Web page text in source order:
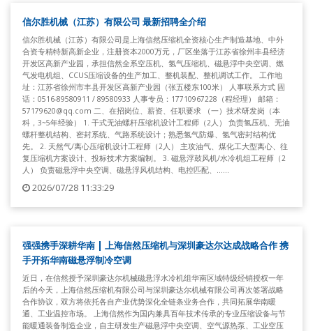
信尔胜机械（江苏）有限公司 最新招聘全介绍
信尔胜机械（江苏）有限公司是上海信然压缩机全资核心生产制造基地、中外
合资专精特新高新企业，注册资本2000万元，厂区坐落于江苏省徐州丰县经济
开发区高新产业园，承担信然全系空压机、氢气压缩机、磁悬浮中央空调、燃
气发电机组、CCUS压缩设备的生产加工、整机装配、整机调试工作。 工作地
址：江苏省徐州市丰县开发区高新产业园（张五楼东100米） 人事联系方式 固
话：0516-89580911 / 89580933 人事专员：17710967228（程经理） 邮箱：
57179620@qq.com 二、在招岗位、薪资、任职要求 （一）技术研发岗（本
科，3~5年经验） 1. 干式无油螺杆压缩机设计工程师（2人） 负责氢压机、无油
螺杆整机结构、密封系统、气路系统设计；熟悉氢气防爆、氢气密封结构优
先。 2. 天然气/离心压缩机设计工程师（2人） 主攻油气、煤化工大型离心、往
复压缩机方案设计、投标技术方案编制。 3. 磁悬浮鼓风机/水冷机组工程师（2
人） 负责磁悬浮中央空调、磁悬浮风机结构、电控匹配、......
2026/07/28 11:33:29
强强携手深耕华南 | 上海信然压缩机与深圳豪达尔达成战略合作 携
手开拓华南磁悬浮制冷空调
近日，在信然授予深圳豪达尔机械磁悬浮水冷机组华南区域特级经销授权一年
后的今天，上海信然压缩机有限公司与深圳豪达尔机械有限公司再次签署战略
合作协议，双方将依托各自产业优势深化全链条业务合作，共同拓展华南暖
通、工业温控市场。 上海信然作为国内兼具百年技术传承的专业压缩设备与节
能暖通装备制造企业，自主研发生产磁悬浮中央空调、空气源热泵、工业空压